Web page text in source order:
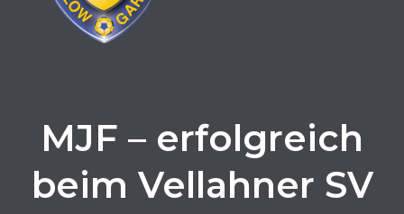
MJF – erfolgreich
beim Vellahner SV